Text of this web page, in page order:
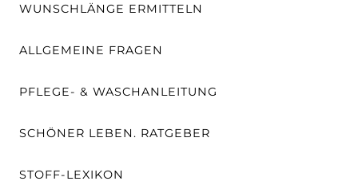
WUNSCHLÄNGE ERMITTELN
ALLGEMEINE FRAGEN
PFLEGE- & WASCHANLEITUNG
SCHÖNER LEBEN. RATGEBER
STOFF-LEXIKON